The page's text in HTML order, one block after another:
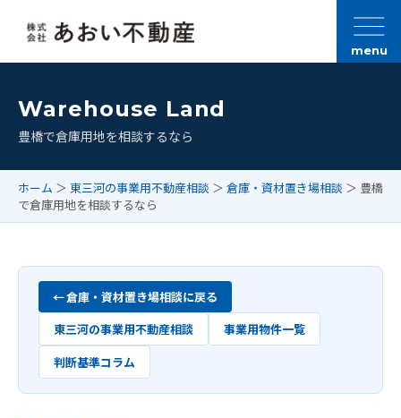
menu
Warehouse Land
豊橋で倉庫用地を相談するなら
ホーム ＞ 東三河の事業用不動産相談 ＞ 倉庫・資材置き場相談 ＞ 豊橋
で倉庫用地を相談するなら
倉庫・資材置き場相談に戻る
東三河の事業用不動産相談
事業用物件一覧
判断基準コラム